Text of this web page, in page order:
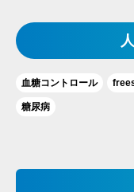
血糖コントロール
糖尿病